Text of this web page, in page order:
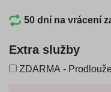
50 dní na vrácení
Extra služby
ZDARMA -